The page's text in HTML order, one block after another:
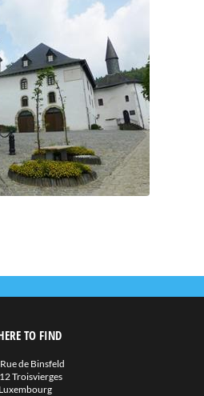
TO FIND
de Binsfeld
Troisvierges
Luxembourg